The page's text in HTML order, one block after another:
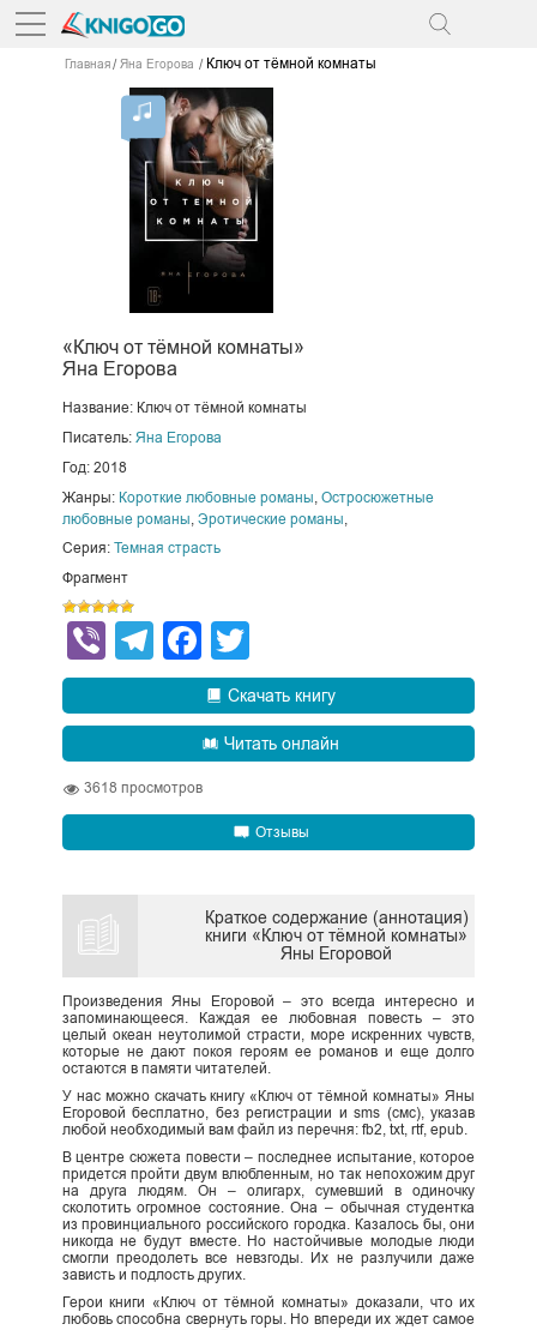
Главная Яна Егорова Ключ от тёмной комнаты
«Ключ от тёмной комнаты»
Яна Егорова
Название: Ключ от тёмной комнаты
Писатель: Яна Егорова
Год: 2018
Жанры: Короткие любовные романы Остросюжетные
любовные романы Эротические романы
Серия: Темная страсть
Фрагмент
ViberTelegram
Facebook
Скачать книгу
Читать онлайн
3618 просмотров
Отзывы
Краткое содержание (аннотация)
книги «Ключ от тёмной комнаты»
Яны Егоровой
Произведения Яны Егоровой – это всегда интересно и
запоминающееся. Каждая ее любовная повесть – это
целый океан неутолимой страсти, море искренних чувств,
которые не дают покоя героям ее романов и еще долго
остаются в памяти читателей.
У нас можно скачать книгу «Ключ от тёмной комнаты» Яны
Егоровой бесплатно, без регистрации и sms (смс), указав
любой необходимый вам файл из перечня: fb2, txt, rtf, epub.
В центре сюжета повести – последнее испытание, которое
придется пройти двум влюбленным, но так непохожим друг
на друга людям. Он – олигарх, сумевший в одиночку
сколотить огромное состояние. Она – обычная студентка
из провинциального российского городка. Казалось бы, они
никогда не будут вместе. Но настойчивые молодые люди
смогли преодолеть все невзгоды. Их не разлучили даже
зависть и подлость других.
Герои книги «Ключ от тёмной комнаты» доказали, что их
любовь способна свернуть горы. Но впереди их ждет самое